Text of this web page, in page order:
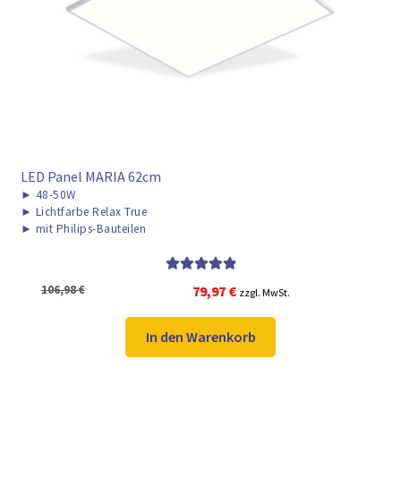
LED Panel MARIA 62cm
► 48-50W
► Lichtfarbe Relax True
► mit Philips-Bauteilen
von 5
106,98€
Ursprünglicher
war:
106,98 €
79,97 €Aktueller
ist:
79,97 €.
zzgl. MwSt.
In den Warenkorb